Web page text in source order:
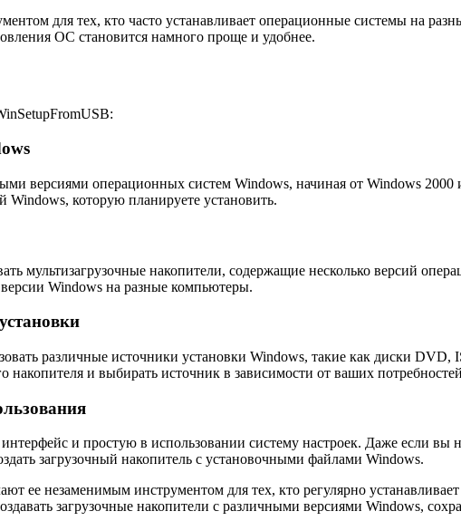
для тех, кто часто устанавливает операционные системы на
ОС становится намного проще и удобнее.
версиями операционных систем Windows, начиная от Windows
Windows, которую планируете установить.
мультизагрузочные накопители, содержащие несколько версий
Windows на разные компьютеры.
различные источники установки Windows, такие как диски
накопителя и выбирать источник в зависимости от ваших
и простую в использовании систему настроек. Даже если вы
загрузочный накопитель с установочными файлами Windows.
ее незаменимым инструментом для тех, кто регулярно
загрузочные накопители с различными версиями Windows,